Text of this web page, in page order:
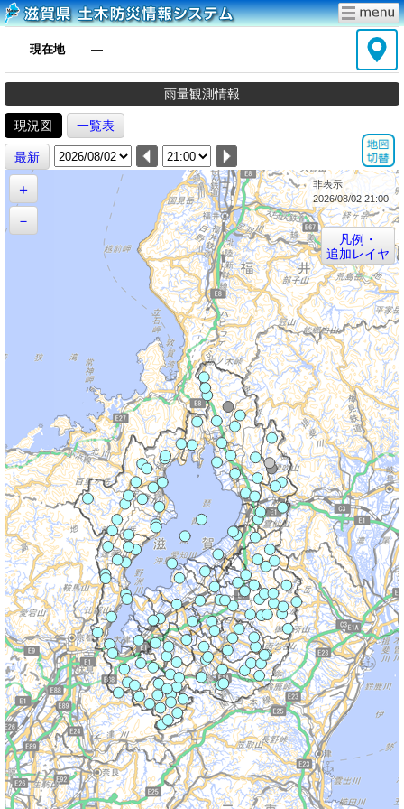
現在地 ―
雨量観測情報
現況図 一覧表
最新
＋
－
非表示
2026/08/02 21:00
凡例・
追加レイヤ